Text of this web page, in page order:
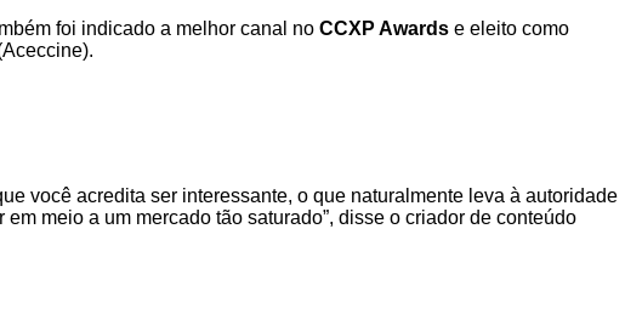
foi indicado a melhor canal no CCXP Awards e eleito como
você acredita ser interessante, o que naturalmente leva à autoridade
meio a um mercado tão saturado”, disse o criador de conteúdo